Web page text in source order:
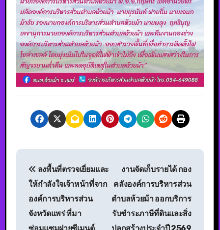
ลงพื้นที่ตรวจเยี่ยมเเละ
ให้กำลังใจเจ้าหน้าที่จาก
องค์การบริหารส่วน
จังหวัดแพร่ ที่มา
งานจัดเก็บรายได้ กอง
คลังองค์การบริหารส่วน
ตำบลห้วยม้า ออกบริการ
รับชำระภาษีที่ดินและสิ่ง